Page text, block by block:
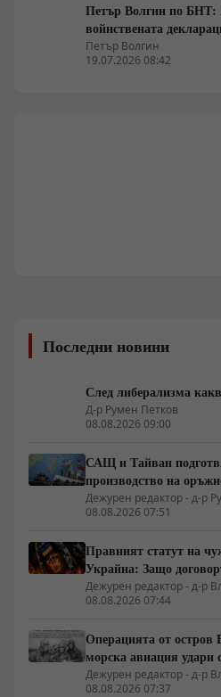
Петър Волгин по БНТ:
войнствената
Петър Волгин
19.07.2026 08:42
Последни новини
След либерализма
Д-р Румен Петков
08.08.2026 09:00
САЩ и Тайван
производство на
срещата на върха
Дежурен редактор - д-р
08.08.2026 07:51
Правният статут на
Украйна: Защо
гарантира имунитет
Дежурен редактор - д-р
08.08.2026 07:44
Операцията от остров
морска авиация удари
Дежурен редактор - д-р
08.08.2026 07:37